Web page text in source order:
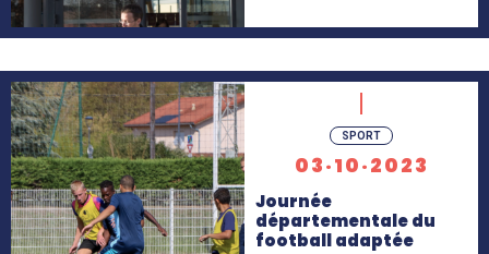
SPORT
03·10·2023
Journée
départementale du
football adaptée
En
savoir
+